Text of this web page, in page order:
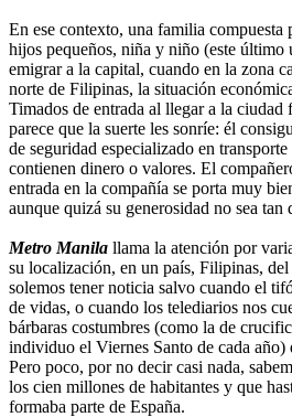
En ese contexto, una familia
hijos pequeños, niña y niño (este último
emigrar a la capital, cuando en la zona
norte de Filipinas, la situación
Timados de entrada al llegar a la
parece que la suerte les sonríe: él
de seguridad especializado en
contienen dinero o valores. El
entrada en la compañía se porta muy
aunque quizá su generosidad no sea
Metro Manila llama la atención por
su localización, en un país, Filipinas,
solemos tener noticia salvo cuando el
de vidas, o cuando los telediarios nos
bárbaras costumbres (como la de
individuo el Viernes Santo de cada año)
Pero poco, por no decir casi nada,
los cien millones de habitantes y que
formaba parte de España.